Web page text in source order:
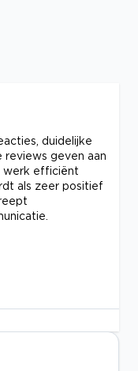
duidelijke
geven aan
werk efficiënt
als zeer positief